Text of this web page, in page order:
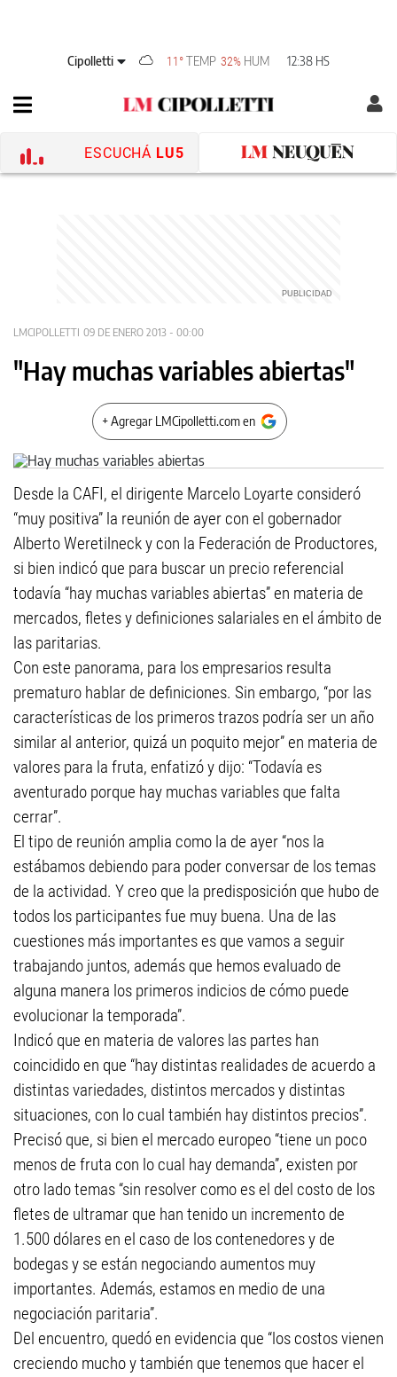
Cipolletti 11°TEMP 32% HUM 12:38 HS
ESCUCHÁ LU5
LMCIPOLLETTI 09 DE ENERO 2013 - 00:00
"Hay muchas variables abiertas"
+ Agregar LMCipolletti.com en
Desde la CAFI, el dirigente Marcelo Loyarte consideró
“muy positiva” la reunión de ayer con el gobernador
Alberto Weretilneck y con la Federación de Productores,
si bien indicó que para buscar un precio referencial
todavía “hay muchas variables abiertas” en materia de
mercados, fletes y definiciones salariales en el ámbito de
las paritarias.
Con este panorama, para los empresarios resulta
prematuro hablar de definiciones. Sin embargo, “por las
características de los primeros trazos podría ser un año
similar al anterior, quizá un poquito mejor” en materia de
valores para la fruta, enfatizó y dijo: “Todavía es
aventurado porque hay muchas variables que falta
cerrar”.
El tipo de reunión amplia como la de ayer “nos la
estábamos debiendo para poder conversar de los temas
de la actividad. Y creo que la predisposición que hubo de
todos los participantes fue muy buena. Una de las
cuestiones más importantes es que vamos a seguir
trabajando juntos, además que hemos evaluado de
alguna manera los primeros indicios de cómo puede
evolucionar la temporada”.
Indicó que en materia de valores las partes han
coincidido en que “hay distintas realidades de acuerdo a
distintas variedades, distintos mercados y distintas
situaciones, con lo cual también hay distintos precios”.
Precisó que, si bien el mercado europeo “tiene un poco
menos de fruta con lo cual hay demanda”, existen por
otro lado temas “sin resolver como es el del costo de los
fletes de ultramar que han tenido un incremento de
1.500 dólares en el caso de los contenedores y de
bodegas y se están negociando aumentos muy
importantes. Además, estamos en medio de una
negociación paritaria”.
Del encuentro, quedó en evidencia que “los costos vienen
creciendo mucho y también que tenemos que hacer el